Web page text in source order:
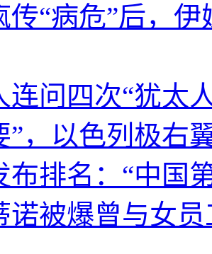
传“病危”后，
连问四次“犹太
”，以色列极右
布排名：“中国
诺被爆曾与女